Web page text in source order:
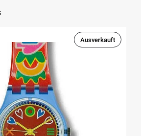
Ausverkauft